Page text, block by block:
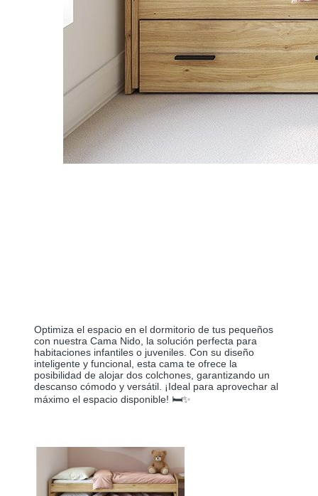
Optimiza el espacio en el dormitorio de tus pequeños
con nuestra Cama Nido, la solución perfecta para
habitaciones infantiles o juveniles. Con su diseño
inteligente y funcional, esta cama te ofrece la
posibilidad de alojar dos colchones, garantizando un
descanso cómodo y versátil. ¡Ideal para aprovechar al
máximo el espacio disponible! 🛏️✨